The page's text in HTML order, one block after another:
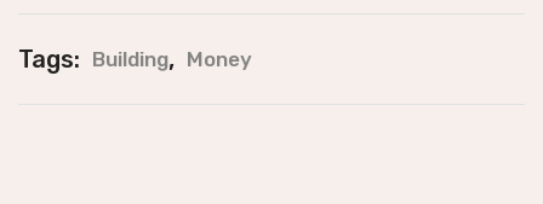
Tags: Building, Money